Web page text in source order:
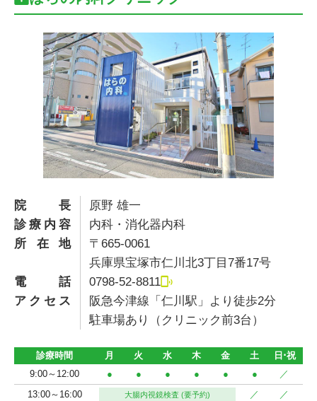
院長
原野 雄一
診療内容
内科・消化器内科
所在地
〒665-0061
兵庫県宝塚市仁川北3丁目7番17号
電話
0798-52-8811
アクセス
阪急今津線「仁川駅」より徒歩2分
駐車場あり（クリニック前3台）